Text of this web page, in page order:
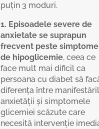
puțin 3 moduri.
1. Episoadele severe de
anxietate se suprapun
frecvent peste
de hipoglicemie, ceea ce
face mult mai dificil ca
persoana cu diabet să
diferența între
anxietății și simptomele
glicemiei scăzute care
necesită intervenție